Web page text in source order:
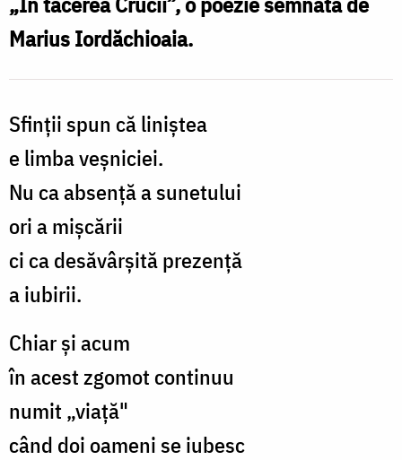
/
Foto:
Oana
Nechifor
Marius Iordăchioaia.
Sfinții spun că liniștea
e limba veșniciei.
Nu ca absență a sunetului
ori a mișcării
ci ca desăvârșită prezență
a iubirii.
Chiar și acum
în acest zgomot continuu
numit „viață"
când doi oameni se iubesc